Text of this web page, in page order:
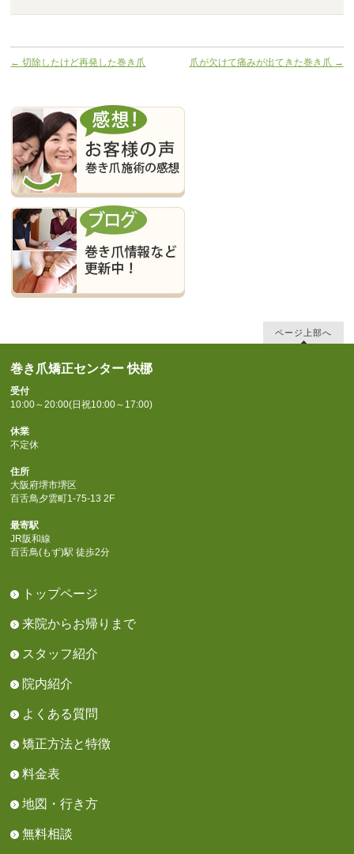
← 切除したけど再発した巻き爪 爪が欠けて痛みが出てきた巻き爪 →
ページ上部へ
巻き爪矯正センター 快梛
受付
10:00～20:00(日祝10:00～17:00)
休業
不定休
住所
大阪府堺市堺区
百舌鳥夕雲町1-75-13 2F
最寄駅
JR阪和線
百舌鳥(もず)駅 徒歩2分
トップページ
来院からお帰りまで
スタッフ紹介
院内紹介
よくある質問
矯正方法と特徴
料金表
地図・行き方
無料相談